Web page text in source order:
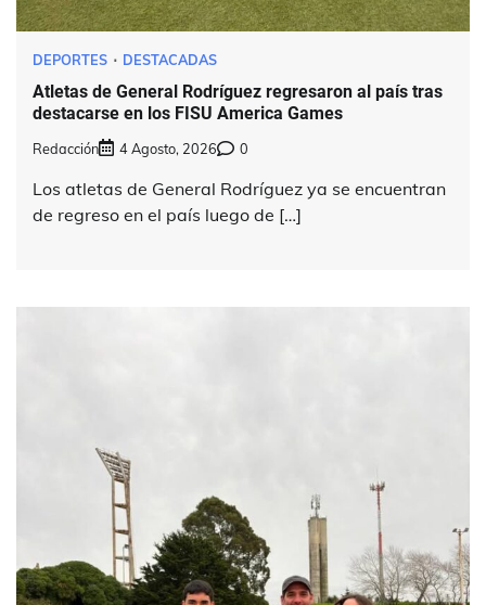
DEPORTES DESTACADAS
Atletas de General Rodríguez regresaron al país tras
destacarse en los FISU America Games
Redacción 4 Agosto, 2026 0
Los atletas de General Rodríguez ya se encuentran
de regreso en el país luego de […]